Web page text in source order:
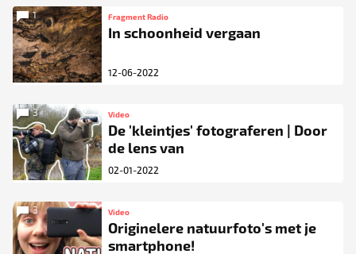
1 Fragment Radio
In schoonheid vergaan
12-06-2022
3 Video
De 'kleintjes' fotograferen | Door
de lens van
02-01-2022
3 Video
Originelere natuurfoto's met je
smartphone!